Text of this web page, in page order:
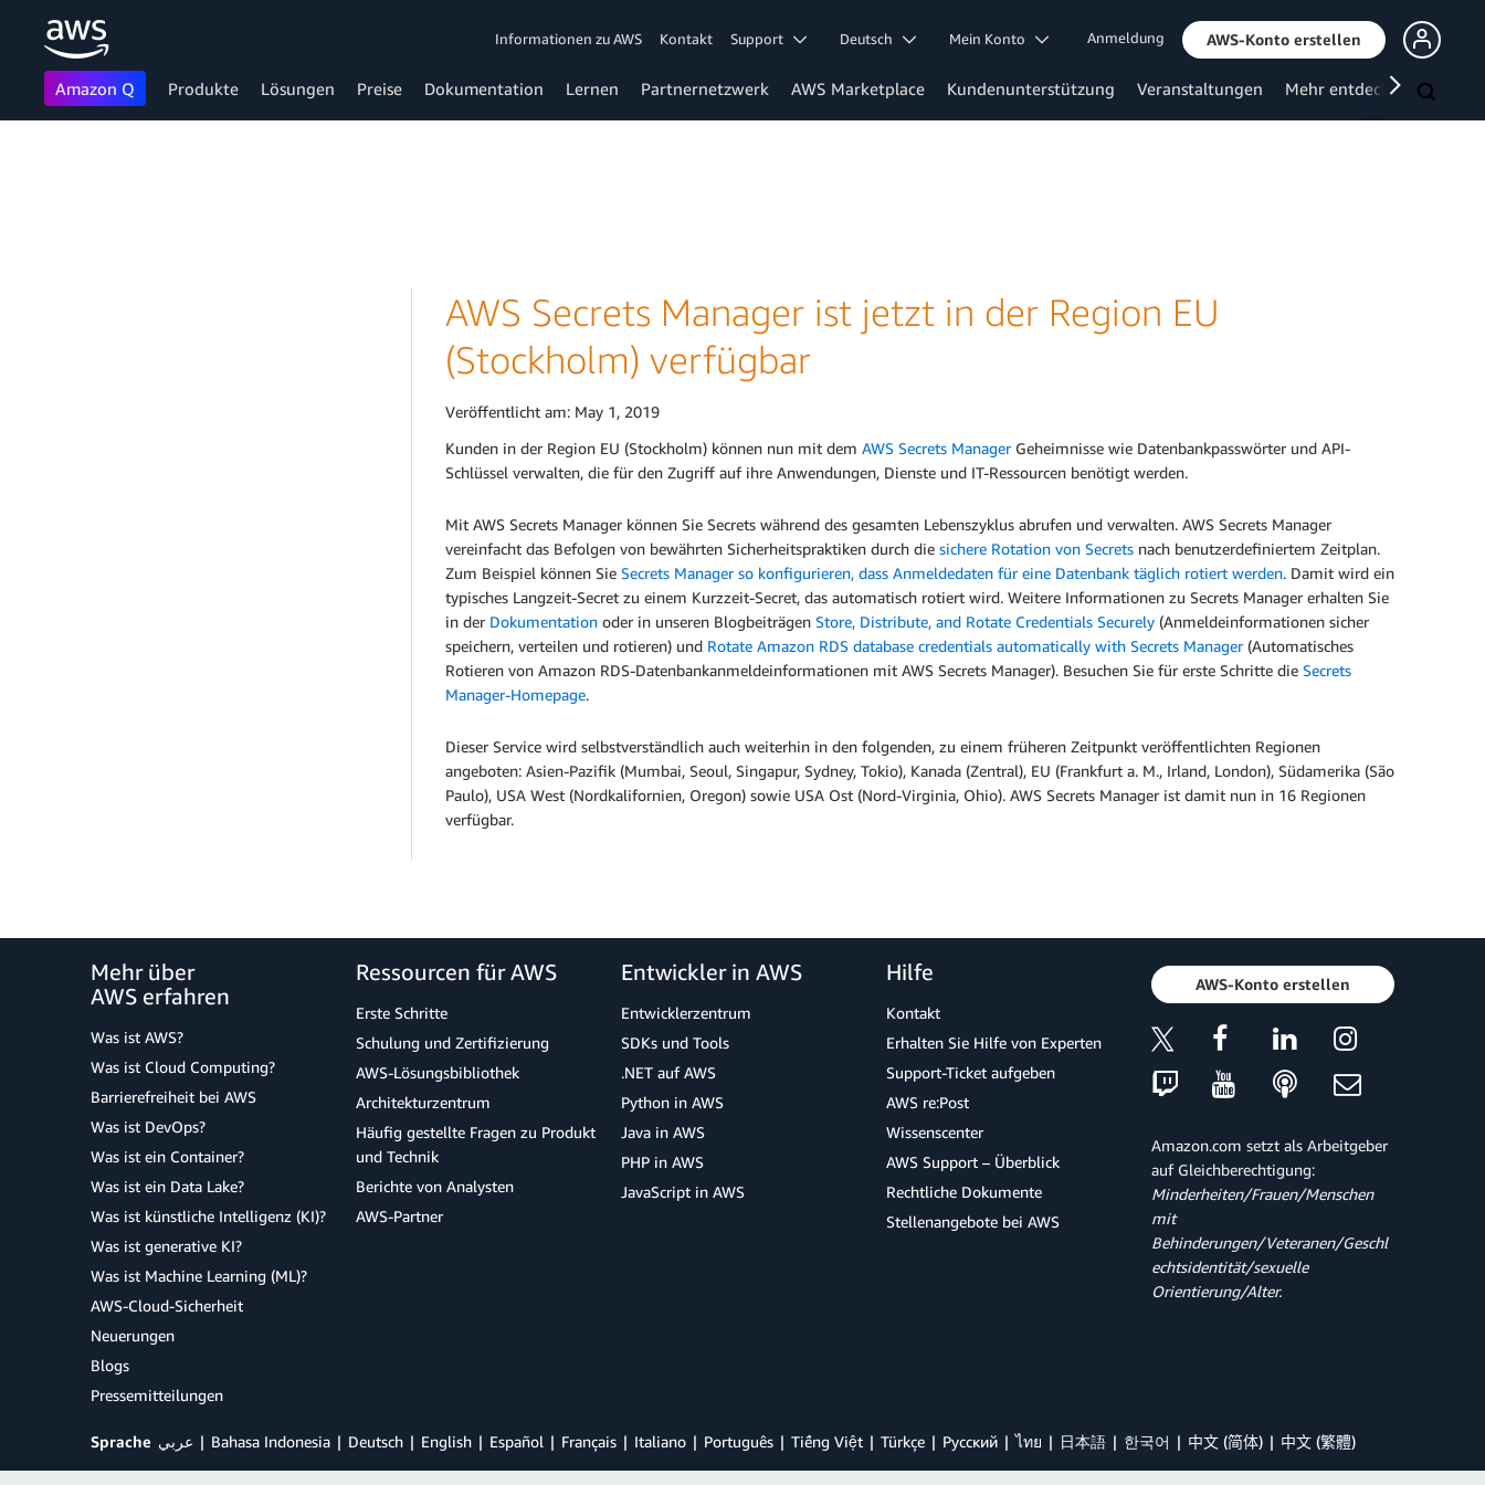
Informationen zu AWS Kontakt Support Deutsch Mein Konto Anmeldung AWS-Konto erstellen
Amazon Q Produkte Lösungen Preise Dokumentation Lernen Partnernetzwerk AWS Marketplace Kundenunterstützung Veranstaltungen Mehr entdecken
AWS Secrets Manager ist jetzt in der Region EU
(Stockholm) verfügbar
Veröffentlicht am: May 1, 2019
Kunden in der Region EU (Stockholm) können nun mit dem AWS Secrets ManagerGeheimnisse wie Datenbankpasswörter und API-
Schlüssel verwalten, die für den Zugriff auf ihre Anwendungen, Dienste und IT-Ressourcen benötigt werden.
Mit AWS Secrets Manager können Sie Secrets während des gesamten Lebenszyklus abrufen und verwalten. AWS Secrets Manager
vereinfacht das Befolgen von bewährten Sicherheitspraktiken durch die sichere Rotation von Secrets nach benutzerdefiniertem Zeitplan.
Zum Beispiel können Sie Secrets Manager so konfigurieren, dass Anmeldedaten für eine Datenbank täglich rotiert werden. Damit wird ein
typisches Langzeit-Secret zu einem Kurzzeit-Secret, das automatisch rotiert wird. Weitere Informationen zu Secrets Manager erhalten Sie
in der Dokumentation oder in unseren Blogbeiträgen Store, Distribute, and Rotate Credentials Securely (Anmeldeinformationen sicher
speichern, verteilen und rotieren) und Rotate Amazon RDS database credentials automatically with Secrets Manager(Automatisches
Rotieren von Amazon RDS-Datenbankanmeldeinformationen mit AWS Secrets Manager). Besuchen Sie für erste Schritte die Secrets
Manager-Homepage.
Dieser Service wird selbstverständlich auch weiterhin in den folgenden, zu einem früheren Zeitpunkt veröffentlichten Regionen
angeboten: Asien-Pazifik (Mumbai, Seoul, Singapur, Sydney, Tokio), Kanada (Zentral), EU (Frankfurt a. M., Irland, London), Südamerika (São
Paulo), USA West (Nordkalifornien, Oregon) sowie USA Ost (Nord-Virginia, Ohio). AWS Secrets Manager ist damit nun in 16 Regionen
verfügbar.
Mehr über
AWS erfahren
Was ist AWS?
Was ist Cloud Computing?
Barrierefreiheit bei AWS
Was ist DevOps?
Was ist ein Container?
Was ist ein Data Lake?
Was ist künstliche Intelligenz (KI)?
Was ist generative KI?
Was ist Machine Learning (ML)?
AWS-Cloud-Sicherheit
Neuerungen
Blogs
Pressemitteilungen
Ressourcen für AWS
Erste Schritte
Schulung und Zertifizierung
AWS-Lösungsbibliothek
Architekturzentrum
Häufig gestellte Fragen zu Produkt
und Technik
Berichte von Analysten
AWS-Partner
Entwickler in AWS
Entwicklerzentrum
SDKs und Tools
.NET auf AWS
Python in AWS
Java in AWS
PHP in AWS
JavaScript in AWS
Hilfe
Kontakt
Erhalten Sie Hilfe von Experten
Support-Ticket aufgeben
AWS re:Post
Wissenscenter
AWS Support – Überblick
Rechtliche Dokumente
Stellenangebote bei AWS
AWS-Konto erstellen
Amazon.com setzt als Arbeitgeber
auf Gleichberechtigung:
Minderheiten/Frauen/Menschen
mit
Behinderungen/Veteranen/Geschl
echtsidentität/sexuelle
Orientierung/Alter.
Sprache عربي Bahasa Indonesia Deutsch English Español Français Italiano Português Tiếng Việt Türkçe Ρусский ไทย 日本語 한국어 中文 (简体) 中文 (繁體)